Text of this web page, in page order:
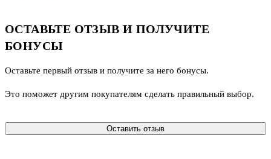
ОСТАВЬТЕ ОТЗЫВ И ПОЛУЧИТЕ
БОНУСЫ
Оставьте первый отзыв и получите за него бонусы.
Это поможет другим покупателям сделать правильный выбор.
Оставить отзыв